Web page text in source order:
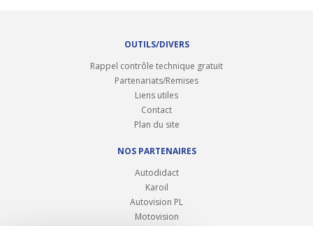
OUTILS/DIVERS
Rappel contrôle technique gratuit
Partenariats/Remises
Liens utiles
Contact
Plan du site
NOS PARTENAIRES
Autodidact
Karoil
Autovision PL
Motovision